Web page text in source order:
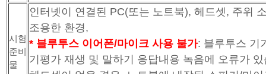
시험
준비
물
인터넷이 연결된 PC(또는 노트북), 헤드셋, 주위
조용한 환경,
* 블루투스 이어폰/마이크 사용 불가: 블루투스 기
기평가 재생 및 말하기 응답내용 녹음에 오류가